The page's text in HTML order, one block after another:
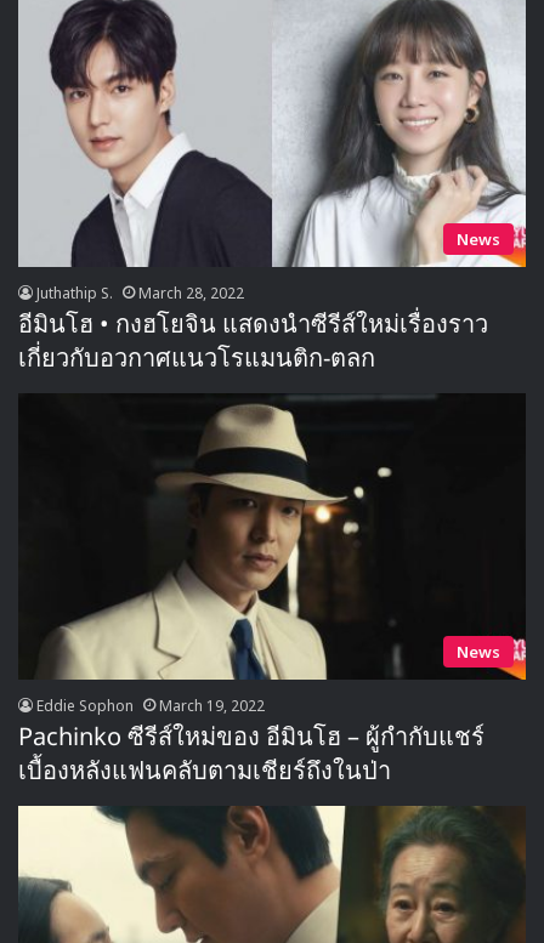
News
Juthathip S. March 28, 2022
อีมินโฮ • กงฮโยจิน แสดงนำซีรีส์ใหม่เรื่องราว
เกี่ยวกับอวกาศแนวโรแมนติก-ตลก
News
Eddie Sophon March 19, 2022
Pachinko ซีรีส์ใหม่ของ อีมินโฮ – ผู้กำกับแชร์
เบื้องหลังแฟนคลับตามเชียร์ถึงในป่า